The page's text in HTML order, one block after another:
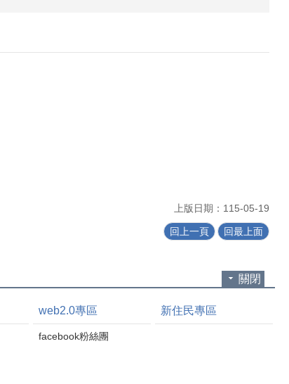
上版日期：115-05-19
回上一頁 回最上面
關閉
web2.0專區
facebook粉絲團
新住民專區